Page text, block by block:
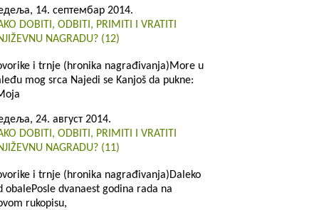
14. септембар 2014.
DOBITI, ODBITI, PRIMITI I VRATITI
NAGRADU? (12)
i trnje (hronika nagrađivanja)More u
mog srca Najedi se Kanjoš da pukne:
24. август 2014.
DOBITI, ODBITI, PRIMITI I VRATITI
NAGRADU? (11)
i trnje (hronika nagrađivanja)Daleko
obalePosle dvanaest godina rada na
rukopisu,